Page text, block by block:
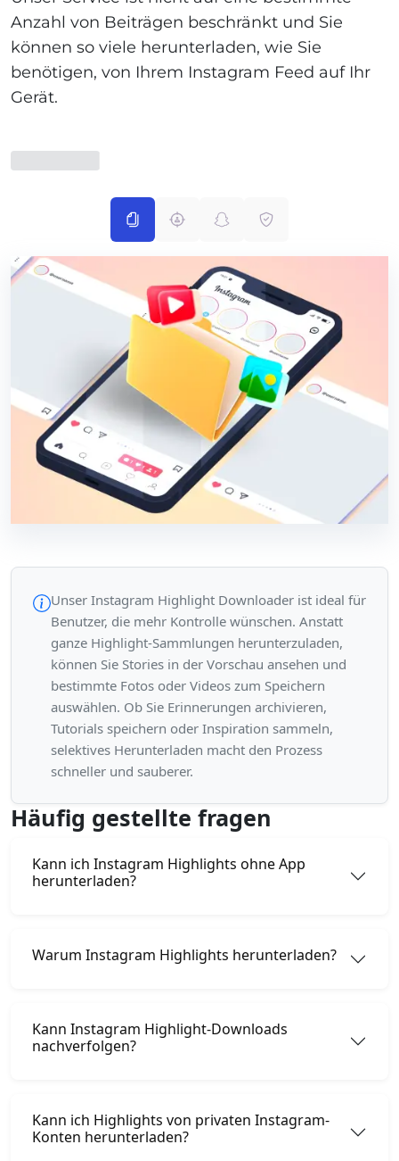
Anzahl von Beiträgen beschränkt und Sie
können so viele herunterladen, wie Sie
benötigen, von Ihrem Instagram Feed auf Ihr
Gerät.
Unser Instagram Highlight Downloader ist ideal für
Benutzer, die mehr Kontrolle wünschen. Anstatt
ganze Highlight-Sammlungen herunterzuladen,
können Sie Stories in der Vorschau ansehen und
bestimmte Fotos oder Videos zum Speichern
auswählen. Ob Sie Erinnerungen archivieren,
Tutorials speichern oder Inspiration sammeln,
selektives Herunterladen macht den Prozess
schneller und sauberer.
Häufig gestellte fragen
Kann ich Instagram Highlights ohne App
herunterladen?
Warum Instagram Highlights herunterladen?
Kann Instagram Highlight-Downloads
nachverfolgen?
Kann ich Highlights von privaten Instagram-
Konten herunterladen?